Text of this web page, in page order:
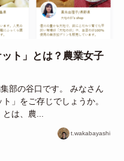
ト」とは？農業女子
部の谷口です。 みなさん
」をご存じでしょうか。
は、農...
t.wakabayashi